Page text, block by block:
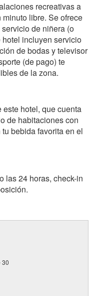
recreativas a
libre. Se ofrece
de niñera (o
incluyen servicio
de bodas y televisor
(de pago) te
de la zona.
este hotel, que cuenta
de habitaciones con
bebida favorita en el
las 24 horas, check-in
30